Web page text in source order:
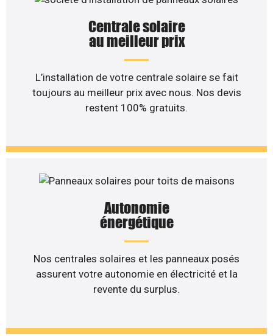
Centrale solaire
au meilleur prix
L’installation de votre centrale solaire se fait
toujours au meilleur prix avec nous. Nos devis
restent 100% gratuits.
Autonomie
énergétique
Nos centrales solaires et les panneaux posés
assurent votre autonomie en électricité et la
revente du surplus.